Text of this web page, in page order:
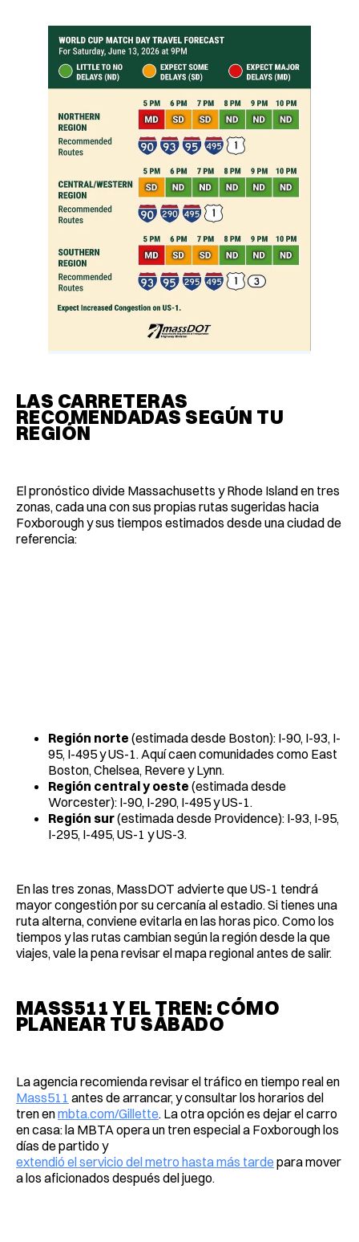
LAS CARRETERAS
RECOMENDADAS SEGÚN TU
REGIÓN
El pronóstico divide Massachusetts y Rhode Island en tres
zonas, cada una con sus propias rutas sugeridas hacia
Foxborough y sus tiempos estimados desde una ciudad de
referencia:
Región norte (estimada desde Boston): I-90, I-93, I-
95, I-495 y US-1. Aquí caen comunidades como East
Boston, Chelsea, Revere y Lynn.
Región central y oeste (estimada desde
Worcester): I-90, I-290, I-495 y US-1.
Región sur(estimada desde Providence): I-93, I-95,
I-295, I-495, US-1 y US-3.
En las tres zonas, MassDOT advierte que US-1 tendrá
mayor congestión por su cercanía al estadio. Si tienes una
ruta alterna, conviene evitarla en las horas pico. Como los
tiempos y las rutas cambian según la región desde la que
viajes, vale la pena revisar el mapa regional antes de salir.
MASS511 Y EL TREN: CÓMO
PLANEAR TU SÁBADO
La agencia recomienda revisar el tráfico en tiempo real en
Mass511 antes de arrancar, y consultar los horarios del
tren enmbta.com/Gillette. La otra opción es dejar el carro
en casa: la MBTA opera un tren especial a Foxborough los
días de partido y
extendió el servicio del metro hasta más tardepara mover
a los aficionados después del juego.